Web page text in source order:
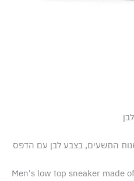
התשעים, בצבע לבן עם הדפס
Men's low top sneaker made